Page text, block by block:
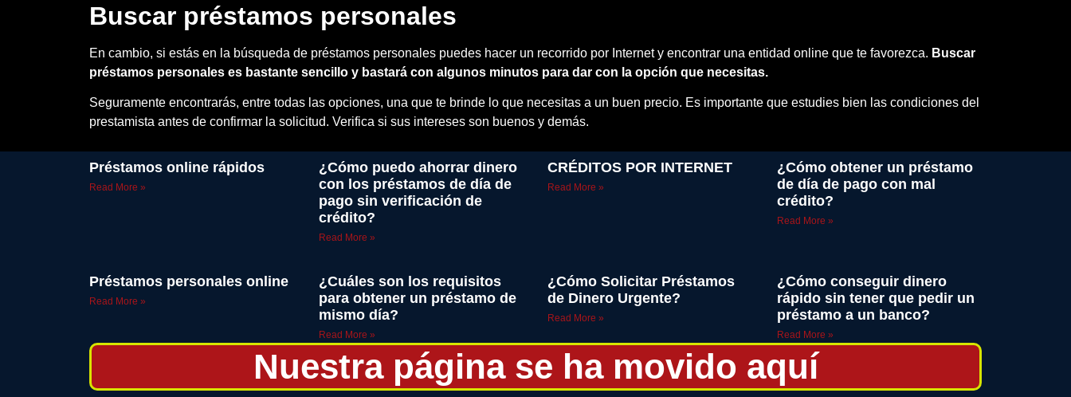
Buscar préstamos personales
En cambio, si estás en la búsqueda de préstamos personales puedes hacer un recorrido por Internet y encontrar una entidad online que te favorezca. Buscar
préstamos personales es bastante sencillo y bastará con algunos minutos para dar con la opción que necesitas.
Seguramente encontrarás, entre todas las opciones, una que te brinde lo que necesitas a un buen precio. Es importante que estudies bien las condiciones del
prestamista antes de confirmar la solicitud. Verifica si sus intereses son buenos y demás.
Préstamos online rápidos
Read More »
¿Cómo puedo ahorrar dinero
con los préstamos de día de
pago sin verificación de
crédito?
Read More »
CRÉDITOS POR INTERNET
Read More »
¿Cómo obtener un préstamo
de día de pago con mal
crédito?
Read More »
Préstamos personales online
Read More »
¿Cuáles son los requisitos
para obtener un préstamo de
mismo día?
Read More »
¿Cómo Solicitar Préstamos
de Dinero Urgente?
Read More »
¿Cómo conseguir dinero
rápido sin tener que pedir un
préstamo a un banco?
Read More »
Nuestra página se ha movido aquí